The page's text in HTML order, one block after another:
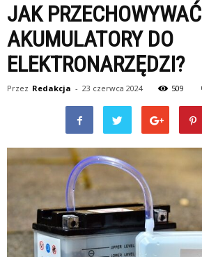
JAK PRZECHOWYWAĆ
AKUMULATORY DO
ELEKTRONARZĘDZI?
Przez Redakcja - 23 czerwca 2024 509